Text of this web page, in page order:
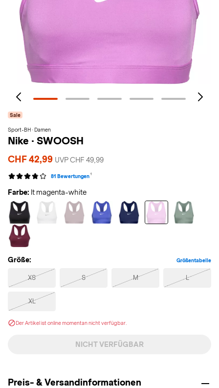
Sale
Sport-BH · Damen
Nike · SWOOSH
CHF 42,99 UVP CHF 49,99
81 Bewertungen 1
Farbe: lt magenta-white
Größe: Größentabelle
XS S M L
XL
Der Artikel ist online momentan nicht verfügbar.
NICHT VERFÜGBAR
Preis- & Versandinformationen